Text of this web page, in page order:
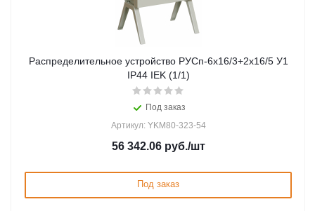
Распределительное устройство РУСп-6х16/3+2х16/5 У1
IP44 IEK (1/1)
Под заказ
Артикул: YKM80-323-54
56 342.06руб./шт
Под заказ